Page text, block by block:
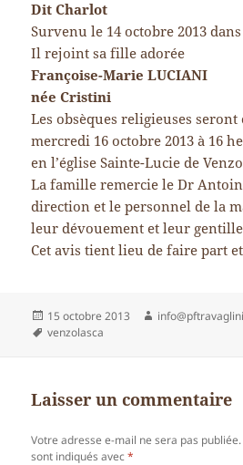
Dit Charlot
Survenu le 14 octobre 2013
Il rejoint sa fille adorée
Françoise-Marie LUCIANI
née Cristini
Les obsèques religieuses seront
mercredi 16 octobre 2013 à 16
en l’église Sainte-Lucie de
La famille remercie le Dr
direction et le personnel de la
leur dévouement et leur
Cet avis tient lieu de faire part
Publié
le
15 octobre 2013 Auteur
Mots-
venzolasca
Laisser un commentaire
Votre adresse e-mail ne sera pas publiée.
sont indiqués avec*